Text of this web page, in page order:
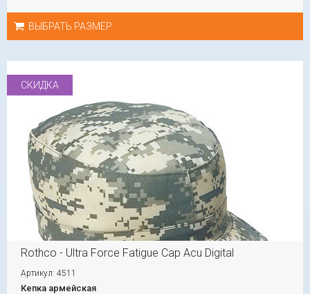
ВЫБРАТЬ РАЗМЕР
СКИДКА
Rothco - Ultra Force Fatigue Cap Acu Digital
Артикул: 4511
Кепка армейская